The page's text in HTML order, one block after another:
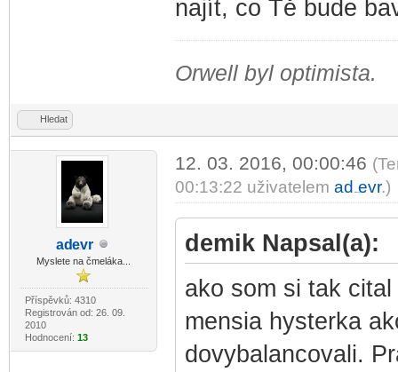
najít, co Tě bude
Orwell byl optimista.
Hledat
adevr
Myslete na čmeláka...
Příspěvků: 4310
Registrován od: 26. 09.
2010
Hodnocení: 13
12. 03. 2016, 00:00:46
00:13:22 uživatelem ad evr.)
demik Napsal(a):
ako som si tak
mensia hysterka
dovybalancovali.